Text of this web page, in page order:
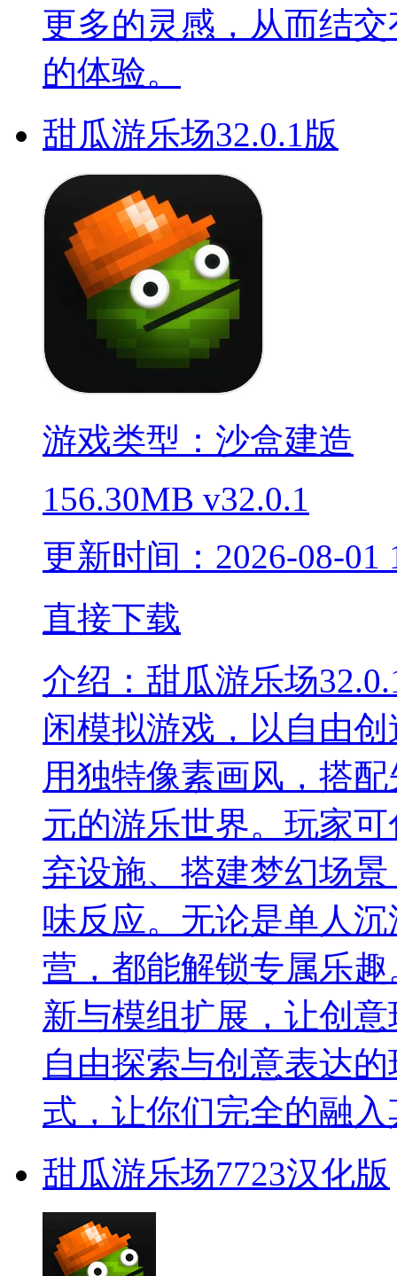
更多的灵感，从而结
的体验。
甜瓜游乐场32.0.1版
游戏类型：沙盒建造
156.30MB v32.0.1
更新时间：2026-08-01
直接下载
介绍： 甜瓜游乐场
闲模拟游戏，以自由
用独特像素画风，搭
元的游乐世界。玩家
弃设施、搭建梦幻场
味反应。无论是单人
营，都能解锁专属乐
新与模组扩展，让创
自由探索与创意表达
式，让你们完全的融
甜瓜游乐场7723汉化版